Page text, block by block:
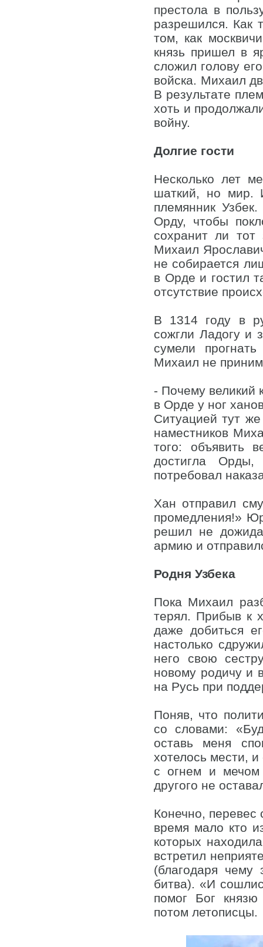
престола в
разрешился. Как
том, как
князь пришел в
сложил голову
войска. Михаил
В результате
хоть и
войну.
Долгие гости
Несколько лет
шаткий, но мир.
племянник
Орду, чтобы
сохранит ли
Михаил
не собирается
в Орде и гостил
отсутствие
В 1314 году в
сожгли Ладогу и
сумели
Михаил не
- Почему великий
в Орде у ног
Ситуацией тут
наместников
того: объявить
достигла
потребовал
Хан отправил
промедления!»
решил не
армию и
Родня Узбека
Пока Михаил
терял. Прибыв к
даже добиться
настолько
него свою
новому родичу и
на Русь при
Поняв, что
со словами:
оставь меня
хотелось мести,
с огнем и мечом
другого не
Конечно,
время мало кто
которых
встретил
(благодаря чему
битва). «И
помог Бог
потом летописцы.